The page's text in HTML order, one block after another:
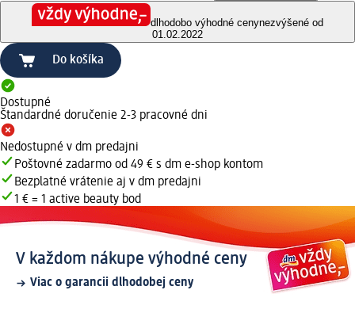
dlhodobo výhodné cenynezvýšené od
01.02.2022
Do košíka
Dostupné
Štandardné doručenie 2-3 pracovné dni
Nedostupné v dm predajni
Poštovné zadarmo od 49 € s dm e-shop kontom
Bezplatné vrátenie aj v dm predajni
1 € = 1 active beauty bod
V každom nákupe výhodné ceny
Viac o garancii dlhodobej ceny